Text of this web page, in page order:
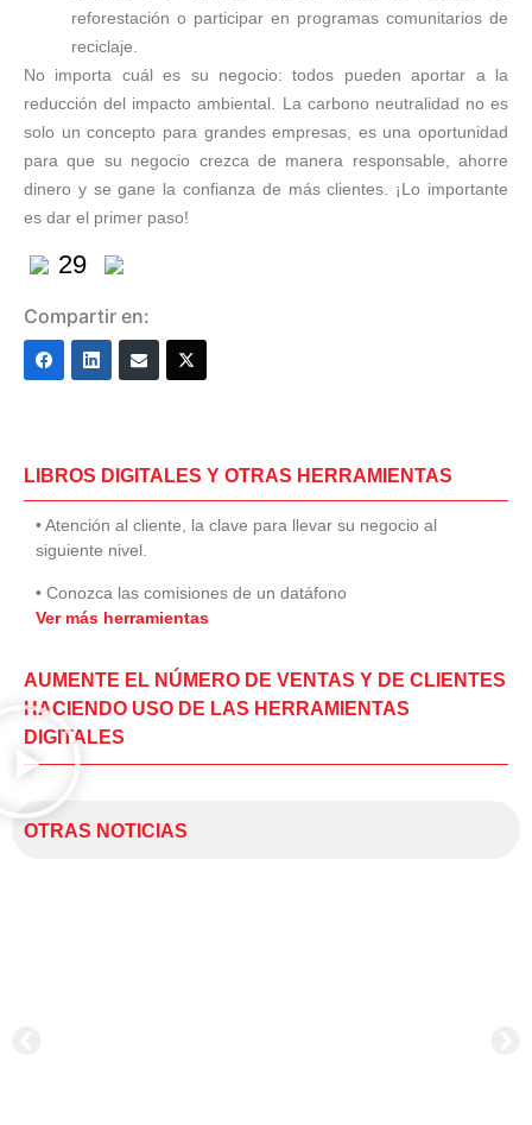
reforestación o participar en programas comunitarios de
reciclaje.
No importa cuál es su negocio: todos pueden aportar a la
reducción del impacto ambiental. La carbono neutralidad no es
solo un concepto para grandes empresas, es una oportunidad
para que su negocio crezca de manera responsable, ahorre
dinero y se gane la confianza de más clientes. ¡Lo importante
es dar el primer paso!
29
Compartir en:
LIBROS DIGITALES Y OTRAS HERRAMIENTAS
• Atención al cliente, la clave para llevar su negocio al
siguiente nivel.
• Conozca las comisiones de un datáfono
Ver más herramientas
AUMENTE EL NÚMERO DE VENTAS Y DE CLIENTES
HACIENDO USO DE LAS HERRAMIENTAS
DIGITALES
OTRAS NOTICIAS